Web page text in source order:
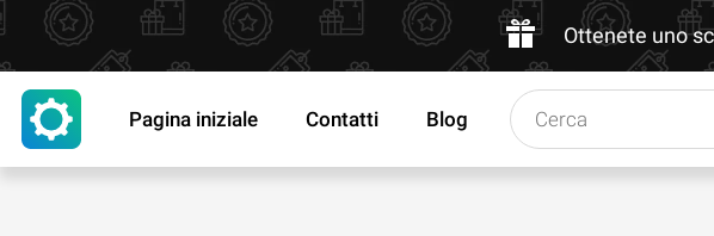
Ottenete uno
Pagina iniziale Contatti Blog